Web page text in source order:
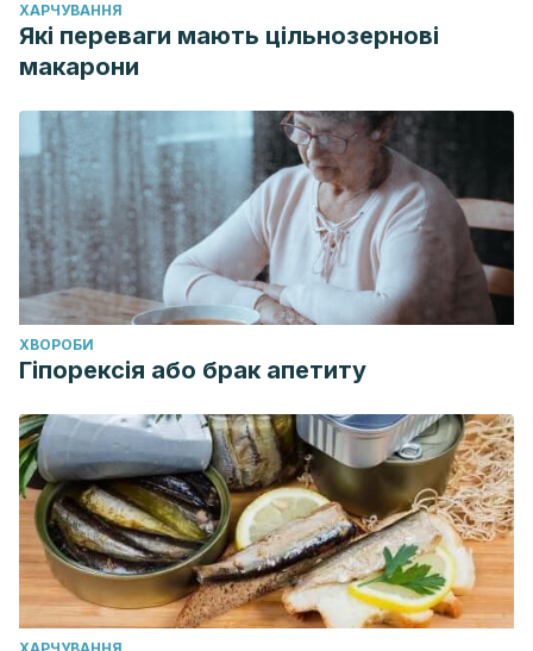
ХАРЧУВАННЯ
Які переваги мають цільнозернові
макарони
ХВОРОБИ
Гіпорексія або брак апетиту